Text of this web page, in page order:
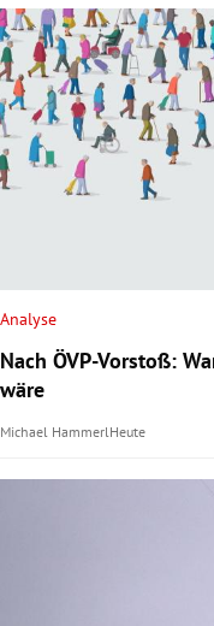
Analyse
Nach ÖVP-Vorstoß:
wäre
Michael Hammerl Heute